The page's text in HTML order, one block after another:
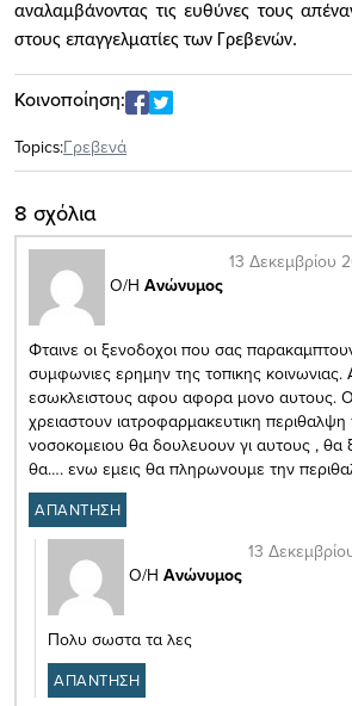
αναλαμβάνοντας τις ευθύνες τους
στους επαγγελματίες των Γρεβενών.
Κοινοποίηση:
Topics:Γρεβενά
8 σχόλια
Ο/Η Ανώνυμος
13 Δεκεμβρίου
Φταινε οι ξενοδοχοι που σας
συμφωνιες ερημην της τοπικης
εσωκλειστους αφου αφορα μονο αυτους.
χρειαστουν ιατροφαρμακευτικη περιθαλψη
νοσοκομειου θα δουλευουν γι αυτους , θα
θα…. ενω εμεις θα πληρωνουμε την
ΑΠΑΝΤΗΣΗ
Ο/Η Ανώνυμος
13
Πολυ σωστα τα λες
ΑΠΑΝΤΗΣΗ